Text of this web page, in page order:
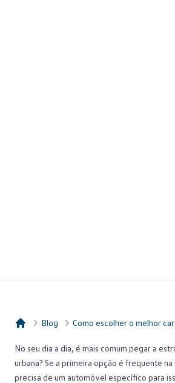
Blog Como escolher o melhor
No seu dia a dia, é mais comum pegar a
urbana? Se a primeira opção é frequente
precisa de um automóvel específico para